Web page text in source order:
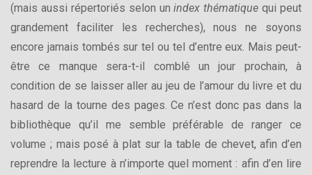
(mais aussi répertoriés selon unindex thématique qui peut
grandement faciliter les recherches), nous ne soyons
encore jamais tombés sur tel ou tel d’entre eux. Mais peut-
être ce manque sera-t-il comblé un jour prochain, à
condition de se laisser aller au jeu de l’amour du livre et du
hasard de la tourne des pages. Ce n’est donc pas dans la
bibliothèque qu’il me semble préférable de ranger ce
volume ; mais posé à plat sur la table de chevet, afin d’en
reprendre la lecture à n’importe quel moment : afin d’en lire